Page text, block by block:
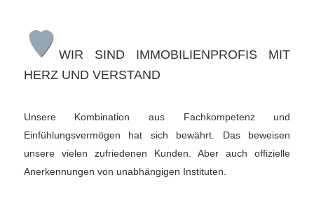
WIR SIND IMMOBILIENPROFIS MIT
HERZ UND VERSTAND
Unsere Kombination aus Fachkompetenz und
Einfühlungsvermögen hat sich bewährt. Das beweisen
unsere vielen zufriedenen Kunden. Aber auch offizielle
Anerkennungen von unabhängigen Instituten.